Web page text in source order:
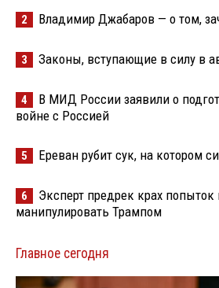
2 Владимир Джабаров — о том,
3 Законы, вступающие в силу в
4
В МИД России заявили о
войне с Россией
5 Ереван рубит сук, на котором
6
Эксперт предрек крах
манипулировать Трампом
Главное сегодня